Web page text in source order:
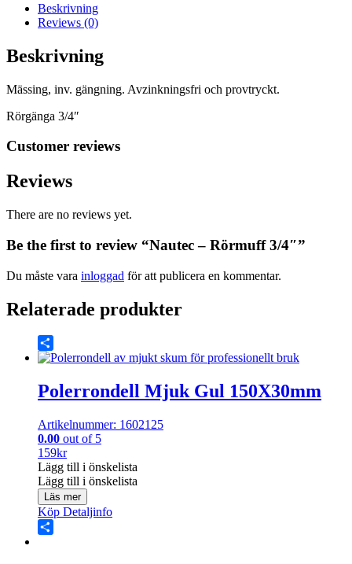
Beskrivning
Reviews (0)
Beskrivning
Mässing, inv. gängning. Avzinkningsfri och provtryckt.
Rörgänga 3/4″
Customer reviews
Reviews
There are no reviews yet.
Be the first to review “Nautec – Rörmuff 3/4″”
Du måste vara inloggad för att publicera en kommentar.
Relaterade produkter
Share
Polerrondell Mjuk Gul 150X30mm
Artikelnummer: 1602125
0.00 out of 5
159kr
Lägg till i önskelista
Lägg till i önskelista
Läs mer
Köp Detaljinfo